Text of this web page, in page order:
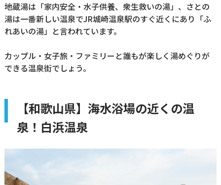
地蔵湯は「家内安全・水子供養、衆生救いの湯」、さとの
湯は一番新しい温泉でJR城崎温泉駅のすぐ近くにあり「ふ
れあいの湯」と言われています。
カップル・女子旅・ファミリーと誰もが楽しく湯めぐりが
できる温泉街でしょう。
【和歌山県】海水浴場の近くの温
泉！白浜温泉